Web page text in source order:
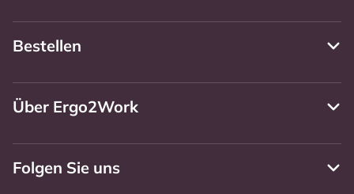
Bestellen
Über Ergo2Work
Folgen Sie uns